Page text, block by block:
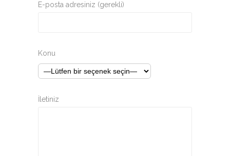
E-posta adresiniz (gerekli)
Konu
İletiniz